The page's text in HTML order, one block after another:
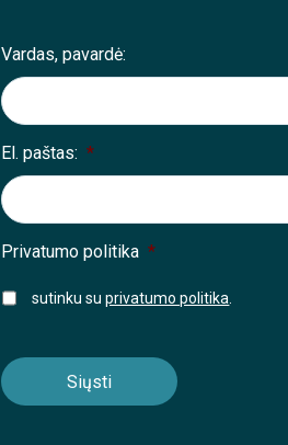
Vardas, pavardė:
El. paštas: *
Privatumo politika *
sutinku suprivatumo politika